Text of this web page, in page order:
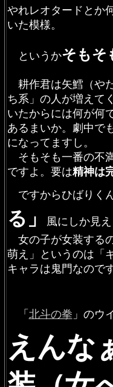
やれレオタードとか
いた模様。
というかそもそ
耕作君は矢鱈（や
ち系」の人が増えて
いたからには何が何
あるまいか。劇中で
になってますし。
そもそも一番の不
ですよ。要は精神は
ですからひばりく
る」
風にしか見え
女の子が女装する
萌え」というのは「
キャラは鬼門なので
「 北斗の拳 」のウ
えんな